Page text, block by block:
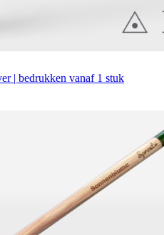
| bedrukken vanaf 1 stuk